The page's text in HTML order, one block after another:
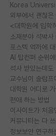
외부에서 괜찮
<대학원에 입학
소재분야 석박
AI 탑컨퍼 순위
석사 받았는데
교수님이 슬럼
대학원 어디로
편애 하는 방법
이사이트가 처음
커뮤니티는 다